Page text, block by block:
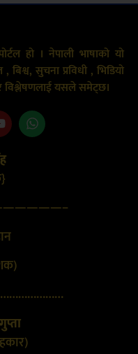
हो । नेपाली भाषाको यो
सुचना प्रविधी , भिडियो
विश्लेषणलाई यसले समेट्छ।